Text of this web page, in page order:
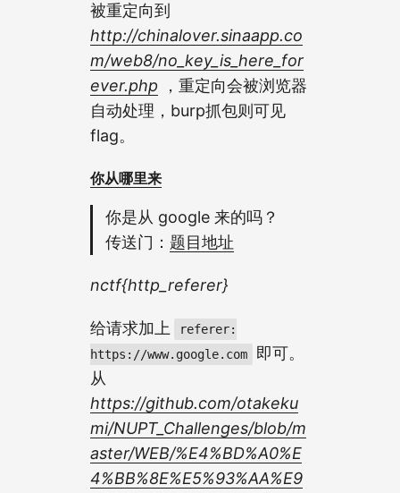
被重定向到
http://chinalover.sinaapp.co
m/web8/no_key_is_here_for
ever.php ，重定向会被浏览器
自动处理，burp抓包则可见
flag。
你从哪里来
你是从 google 来的吗？
传送门： 题目地址
nctf{http_referer}
给请求加上
referer:
https://www.google.com
即可。
从
https://github.com/otakeku
mi/NUPT_Challenges/blob/m
aster/WEB/%E4%BD%A0%E
4%BB%8E%E5%93%AA%E9